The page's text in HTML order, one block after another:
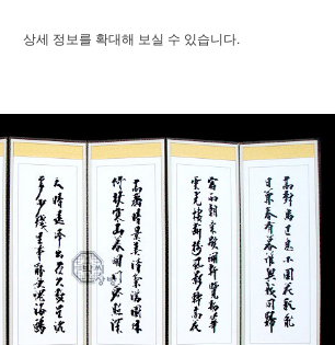
상세 정보를 확대해 보실 수 있습니다.